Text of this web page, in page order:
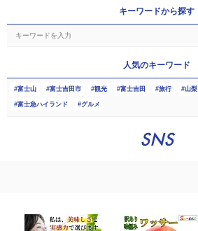
キーワードから探す
人気のキーワード
富士山 富士吉田市 観光 富士吉田 旅行 山梨
富士急ハイランド グルメ
SNS